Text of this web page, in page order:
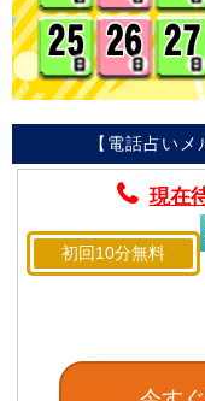
【電話占い
現在
初回10分無料